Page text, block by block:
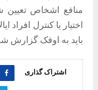
منافع اشخاص تعیین
اختیار یا کنترل
باید به اوفک گزارش
اشتراک گذاری